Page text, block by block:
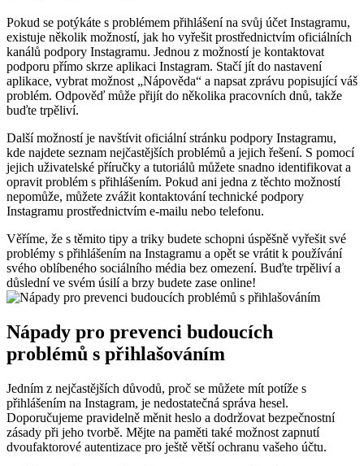
Pokud se potýkáte s problémem přihlášení na svůj účet Instagramu,
existuje několik možností, jak ho vyřešit prostřednictvím oficiálních
kanálů podpory Instagramu. Jednou z možností je kontaktovat
podporu přímo skrze aplikaci Instagram. Stačí jít do nastavení
aplikace, vybrat možnost „Nápověda“ a napsat zprávu popisující váš
problém. Odpověď může přijít do několika pracovních dnů, takže
buďte trpěliví.
Další možností je navštívit oficiální stránku podpory Instagramu,
kde najdete seznam nejčastějších problémů a jejich řešení. S pomocí
jejich uživatelské příručky a tutoriálů můžete snadno identifikovat a
opravit problém s přihlášením. Pokud ani jedna z těchto možností
nepomůže, můžete zvážit kontaktování technické podpory
Instagramu prostřednictvím e-mailu nebo telefonu.
Věříme, že s těmito tipy a triky budete schopni úspěšně vyřešit své
problémy s přihlášením na Instagramu a opět se vrátit k používání
svého oblíbeného sociálního média bez omezení. Buďte trpěliví a
důslední ve svém úsilí a brzy budete zase online!
Nápady pro prevenci budoucích
problémů s přihlašováním
Jedním z nejčastějších důvodů, proč se můžete mít potíže s
přihlášením na Instagram, je nedostatečná správa hesel.
Doporučujeme pravidelně měnit heslo a dodržovat bezpečnostní
zásady při jeho tvorbě. Mějte na paměti také možnost zapnutí
dvoufaktorové autentizace pro ještě větší ochranu vašeho účtu.